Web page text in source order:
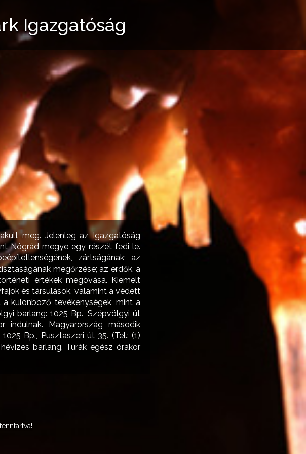
Igazgatóság
meg. Jelenleg az Igazgatóság
Nógrád megye egy részét fedi le.
zártságának; az
megőrzése; az erdők, a
értékek megóvása. Kiemelt
és társulások, valamint a védett
különböző tevékenységek, mint a
barlang: 1025 Bp., Szépvölgyi út
indulnak. Magyarország második
Bp., Pusztaszeri út 35. (Tel.: (1)
barlang. Túrák egész órakor